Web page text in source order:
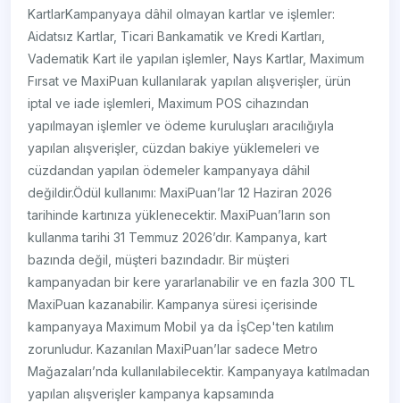
KartlarKampanyaya dâhil olmayan kartlar ve işlemler:
Aidatsız Kartlar, Ticari Bankamatik ve Kredi Kartları,
Vadematik Kart ile yapılan işlemler, Nays Kartlar, Maximum
Fırsat ve MaxiPuan kullanılarak yapılan alışverişler, ürün
iptal ve iade işlemleri, Maximum POS cihazından
yapılmayan işlemler ve ödeme kuruluşları aracılığıyla
yapılan alışverişler, cüzdan bakiye yüklemeleri ve
cüzdandan yapılan ödemeler kampanyaya dâhil
değildir.Ödül kullanımı: MaxiPuan’lar 12 Haziran 2026
tarihinde kartınıza yüklenecektir. MaxiPuan’ların son
kullanma tarihi 31 Temmuz 2026’dır. Kampanya, kart
bazında değil, müşteri bazındadır. Bir müşteri
kampanyadan bir kere yararlanabilir ve en fazla 300 TL
MaxiPuan kazanabilir. Kampanya süresi içerisinde
kampanyaya Maximum Mobil ya da İşCep'ten katılım
zorunludur. Kazanılan MaxiPuan’lar sadece Metro
Mağazaları’nda kullanılabilecektir. Kampanyaya katılmadan
yapılan alışverişler kampanya kapsamında